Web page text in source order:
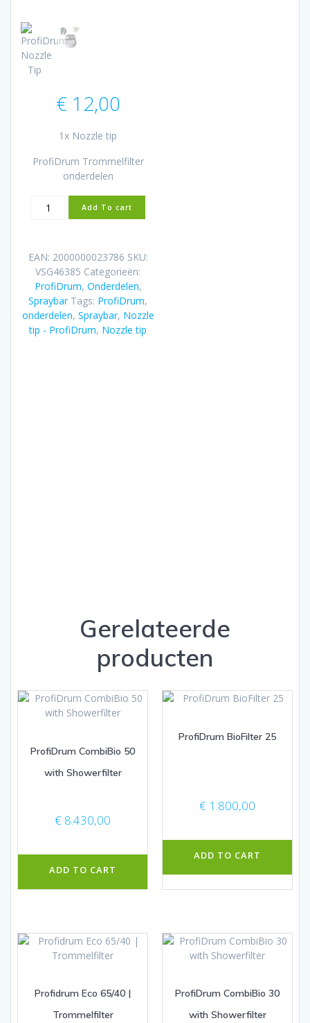
€12,00
1x Nozzle tip
ProfiDrum Trommelfilter
onderdelen
Nozzle
aantal
Add To cart
EAN: 2000000023786 SKU:
VSG46385 Categorieën:
ProfiDrum, Onderdelen,
Spraybar Tags: ProfiDrum,
onderdelen, Spraybar, Nozzle
tip - ProfiDrum, Nozzle tip
Gerelateerde
producten
ProfiDrum CombiBio 50
with Showerfilter
€ 8.430,00
ADD TO CART
ProfiDrum BioFilter 25
€ 1.800,00
ADD TO CART
Profidrum Eco 65/40 |
Trommelfilter
ProfiDrum CombiBio 30
with Showerfilter